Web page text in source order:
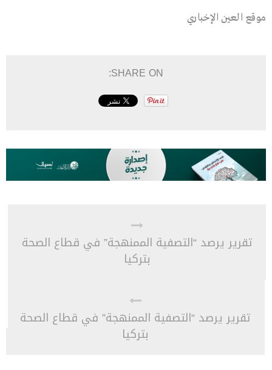
موقع العين الإخباري
SHARE ON:
تقرير يرصد “التصفية الممنهجة” في قطاع الصحة
بتركيا
تقرير يرصد “التصفية الممنهجة” في قطاع الصحة
بتركيا